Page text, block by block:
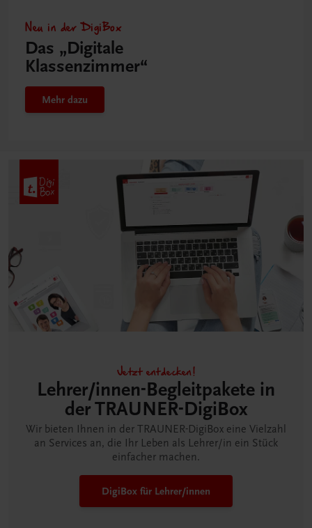
Neu in der DigiBox
Das „Digitale
Klassenzimmer“
Mehr dazu
Jetzt entdecken!
Lehrer/innen-Begleitpakete in
der TRAUNER-DigiBox
Wir bieten Ihnen in der TRAUNER-DigiBox eine Vielzahl
an Services an, die Ihr Leben als Lehrer/in ein Stück
einfacher machen.
DigiBox für Lehrer/innen